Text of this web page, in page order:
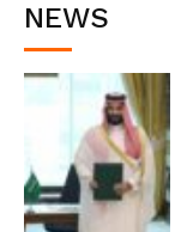
NEWS